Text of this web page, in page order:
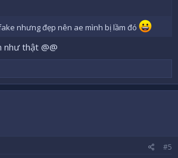
nhưng đẹp nên ae mình bị lầm đó
như thật @@
#5